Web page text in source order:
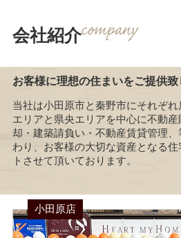
会社紹介
お客様に理想の住まいをご提供致
当社は小田原市と秦野市にそれぞ
エリアと県央エリアを中心に不動
却・建築請負い・不動産賃貸管理
わり、お客様の大切な資産となる
トさせて頂いております。
小田原店